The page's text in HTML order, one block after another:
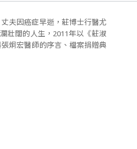
夫因癌症早逝，莊博士行醫尤
壯闊的人生，2011年以《莊淑
炯宏醫師的序言、檔案捐贈典